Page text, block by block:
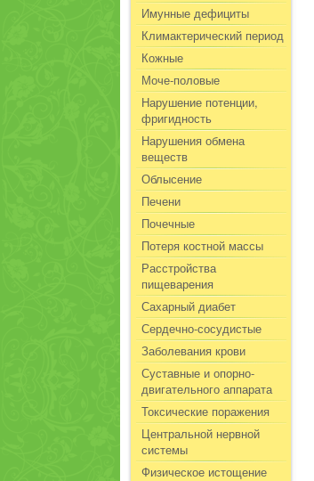
Имунные дефициты
Климактерический период
Кожные
Моче-половые
Нарушение потенции,
фригидность
Нарушения обмена
веществ
Облысение
Печени
Почечные
Потеря костной массы
Расстройства
пищеварения
Сахарный диабет
Сердечно-сосудистые
Заболевания крови
Суставные и опорно-
двигательного аппарата
Токсические поражения
Центральной нервной
системы
Физическое истощение